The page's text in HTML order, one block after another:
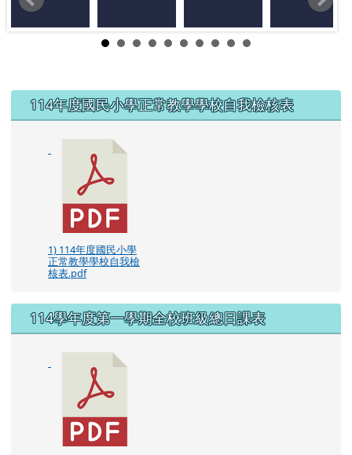
左邊區域內容
114年度國民小學正常教學學校自我檢核表
1) 114年度國民小學
正常教學學校自我檢
核表.pdf
114學年度第一學期全校班級總日課表